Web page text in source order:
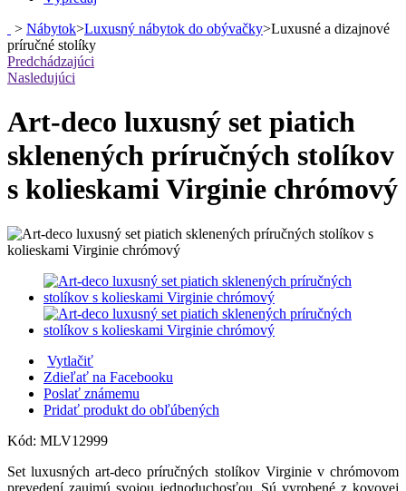
> Nábytok>Luxusný nábytok do obývačky>Luxusné a dizajnové
príručné stolíky
Predchádzajúci
Nasledujúci
Art-deco luxusný set piatich
sklenených príručných stolíkov
s kolieskami Virginie chrómový
Vytlačiť
Zdieľať na Facebooku
Poslať známemu
Pridať produkt do obľúbených
Kód: MLV12999
Set luxusných art-deco príručných stolíkov Virginie v chrómovom
prevedení zaujmú svojou jednoduchosťou. Sú vyrobené z kovovej